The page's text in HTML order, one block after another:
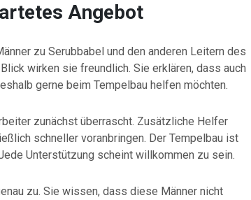
Angebot
zu Serubbabel und den anderen Leitern des
wirken sie freundlich. Sie erklären, dass auch
gerne beim Tempelbau helfen möchten.
zunächst überrascht. Zusätzliche Helfer
schneller voranbringen. Der Tempelbau ist
Unterstützung scheint willkommen zu sein.
zu. Sie wissen, dass diese Männer nicht